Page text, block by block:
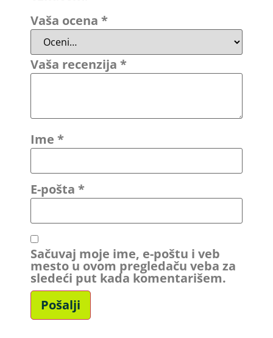
Vaša ocena *
Vaša recenzija *
Ime *
E-pošta *
Sačuvaj moje ime, e-poštu i veb
mesto u ovom pregledaču veba za
sledeći put kada komentarišem.